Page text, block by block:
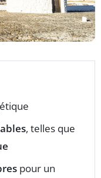
, telles que
pour un